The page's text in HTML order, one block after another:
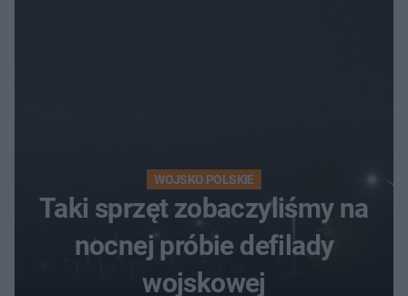
WOJSKO POLSKIE
Taki sprzęt zobaczyliśmy na
nocnej próbie defilady
wojskowej